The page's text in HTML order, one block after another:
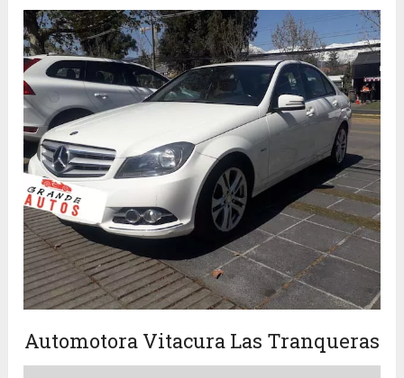
Automotora Vitacura Las Tranqueras